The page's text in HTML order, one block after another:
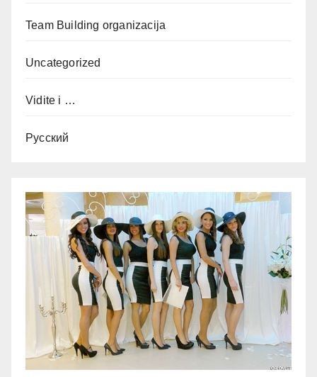
Team Building organizacija
Uncategorized
Vidite i …
Русский